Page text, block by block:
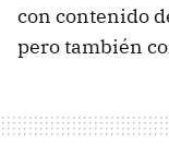
con contenido
pero también